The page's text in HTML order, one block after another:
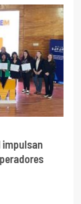
impulsan